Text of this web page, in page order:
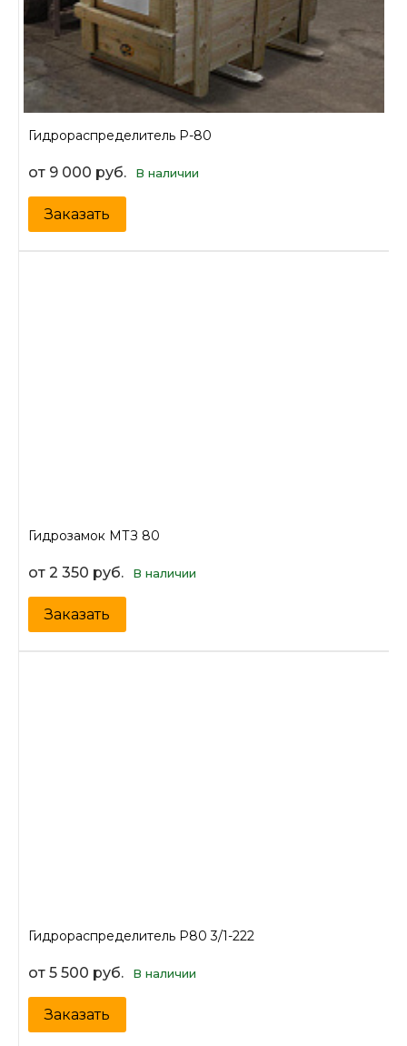
Гидрораспределитель Р-80
от 9 000 руб. В наличии
Заказать
Гидрозамок МТЗ 80
от 2 350 руб. В наличии
Заказать
Гидрораспределитель Р80 3/1-222
от 5 500 руб. В наличии
Заказать